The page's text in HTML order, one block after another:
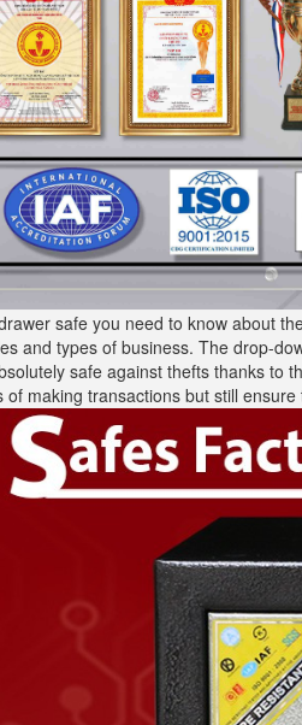
safe you need to know about
and types of business. The drop-
safe against thefts thanks to
making transactions but still